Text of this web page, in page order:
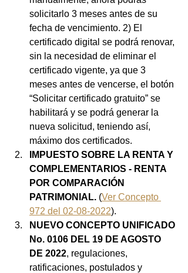
solicitarlo 3 meses antes de su
fecha de vencimiento. 2) El
certificado digital se podrá renovar,
sin la necesidad de eliminar el
certificado vigente, ya que 3
meses antes de vencerse, el botón
“Solicitar certificado gratuito” se
habilitará y se podrá generar la
nueva solicitud, teniendo así,
máximo dos certificados.
IMPUESTO SOBRE LA RENTA Y
COMPLEMENTARIOS - RENTA
POR COMPARACIÓN
PATRIMONIAL. (Ver Concepto
972 del 02-08-2022).
NUEVO CONCEPTO UNIFICADO
No. 0106 DEL 19 DE AGOSTO
DE 2022, regulaciones,
ratificaciones, postulados y